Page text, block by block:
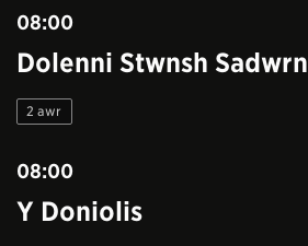
08:00
Dolenni Stwnsh Sadwrn
2 awr
08:00
Y Doniolis